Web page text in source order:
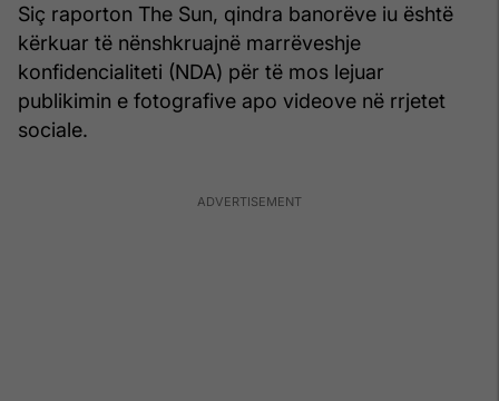
Siç raporton The Sun, qindra banorëve iu është
kërkuar të nënshkruajnë marrëveshje
konfidencialiteti (NDA) për të mos lejuar
publikimin e fotografive apo videove në rrjetet
sociale.